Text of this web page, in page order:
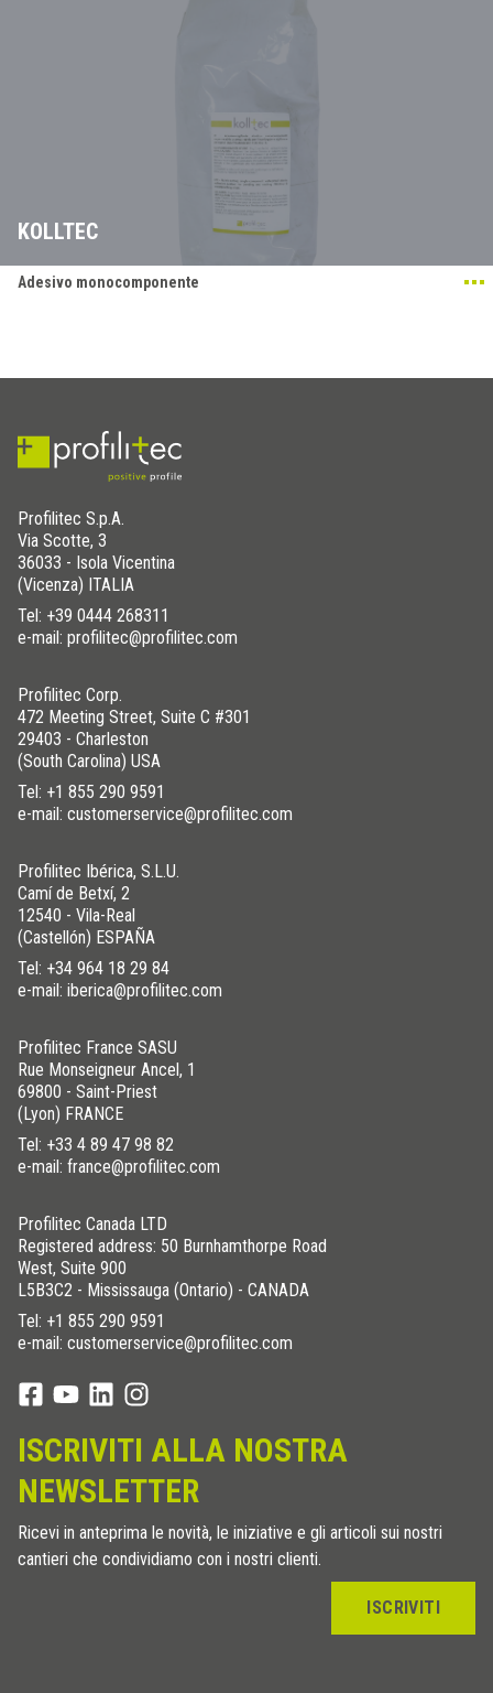
KOLLTEC
Adesivo monocomponente
Profilitec S.p.A.
Via Scotte, 3
36033 - Isola Vicentina
(Vicenza) ITALIA
Tel: +39 0444 268311
e-mail: profilitec@profilitec.com
Profilitec Corp.
472 Meeting Street, Suite C #301
29403 - Charleston
(South Carolina) USA
Tel: +1 855 290 9591
e-mail: customerservice@profilitec.com
Profilitec Ibérica, S.L.U.
Camí de Betxí, 2
12540 - Vila-Real
(Castellón) ESPAÑA
Tel: +34 964 18 29 84
e-mail: iberica@profilitec.com
Profilitec France SASU
Rue Monseigneur Ancel, 1
69800 - Saint-Priest
(Lyon) FRANCE
Tel: +33 4 89 47 98 82
e-mail: france@profilitec.com
Profilitec Canada LTD
Registered address: 50 Burnhamthorpe Road
West, Suite 900
L5B3C2 - Mississauga (Ontario) - CANADA
Tel: +1 855 290 9591
e-mail: customerservice@profilitec.com
ISCRIVITI ALLA NOSTRA
NEWSLETTER
Ricevi in anteprima le novità, le iniziative e gli articoli sui nostri
cantieri che condividiamo con i nostri clienti.
ISCRIVITI